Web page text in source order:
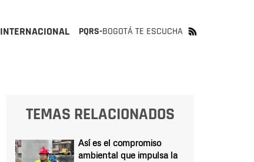
INTERNACIONAL PQRS-BOGOTÁ TE ESCUCHA
TEMAS RELACIONADOS
Así es el compromiso
ambiental que impulsa la